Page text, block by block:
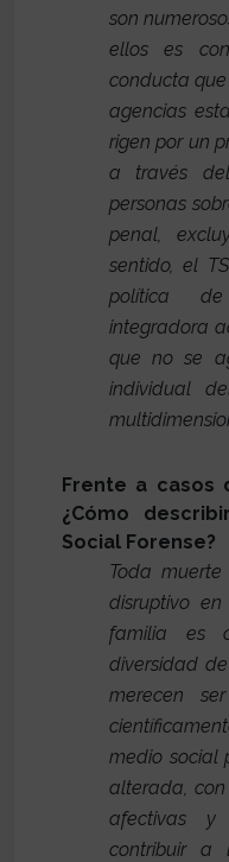
son
ellos es
conducta
agencias
rigen por un
a través
personas
penal,
sentido, el
política
integradora
que no se
individual
Frente a casos
¿Cómo
Social Forense?
Toda
disruptivo
familia es
diversidad
merecen
medio social
alterada, con
afectivas y
contribuir a